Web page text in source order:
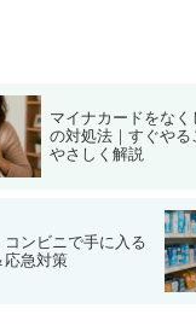
マイナカードをな
の対処法｜すぐや
やさしく解説
ンビニで手に入る
応急対策